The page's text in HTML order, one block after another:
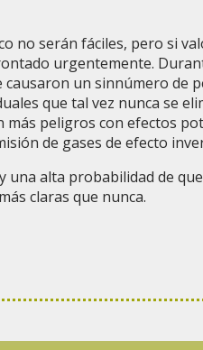
no serán fáciles, pero si
urgentemente.
un sinnúmero de
que tal vez nunca se
peligros con efectos
de gases de efecto
alta probabilidad de
claras que nunca.